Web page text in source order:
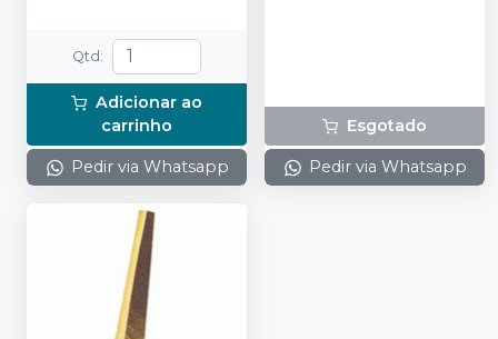
Qtd :
Adicionar ao
carrinho
Pedir via Whatsapp
Esgotado
Pedir via Whatsapp